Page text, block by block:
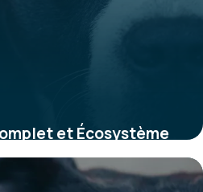
et Écosystème